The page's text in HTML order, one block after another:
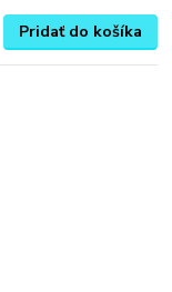
Pridať do košíka